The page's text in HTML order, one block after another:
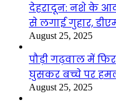
देहरादून: नशे के
से लगाई गुहार,
August 25, 2025
पौड़ी गढ़वाल में
घुसकर बच्चे पर
August 25, 2025